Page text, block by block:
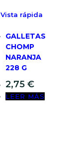
Vista rápida
GALLETAS
CHOMP
NARANJA
228 G
2,75 €
LEER MÁS